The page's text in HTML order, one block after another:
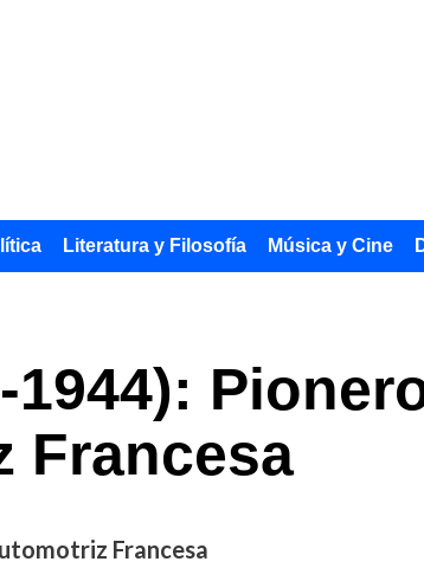
Literatura y Filosofía Música y Cine
Francesa
Francesa